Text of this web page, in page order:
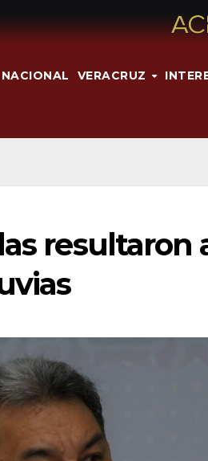
NACIONAL VERACRUZ
resultaron